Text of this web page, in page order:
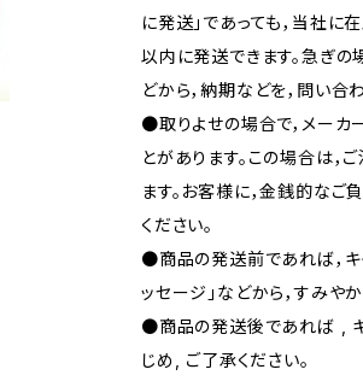
に発送」であっても，当社に
以内に発送できます。急ぎの
どから，納期などを，問い合
●取りよせの場合で，メーカ
とがあります。この場合は，
ます。お客様に，金銭的なご
ください。
●商品の発送前であれば，キ
ッセージ」などから，すみやか
●商品の発送後であれば ,
じめ, ご了承ください｡